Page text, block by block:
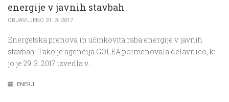
energije v javnih stavbah
OBJAVLJENO 31. 3. 2017
Energetska prenova in učinkovita raba energije v javnih
stavbah. Tako je agencija GOLEA poimenovala delavnico, ki
jo je 29. 3. 2017 izvedla v…
ENERJ